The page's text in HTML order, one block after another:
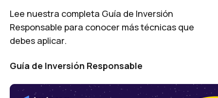
Lee nuestra completa Guía de Inversión
Responsable para conocer más técnicas que
debes aplicar.
Guía de Inversión Responsable